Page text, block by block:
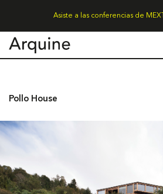
Asiste a las conferencias de
Pollo House